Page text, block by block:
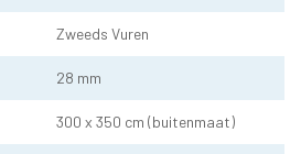
Zweeds Vuren
28 mm
300 x 350 cm (buitenmaat)